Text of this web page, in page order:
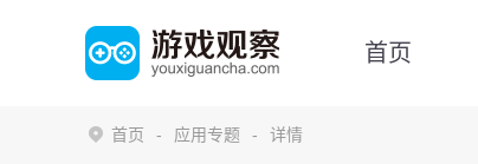
首页
首页 应用专题 详情